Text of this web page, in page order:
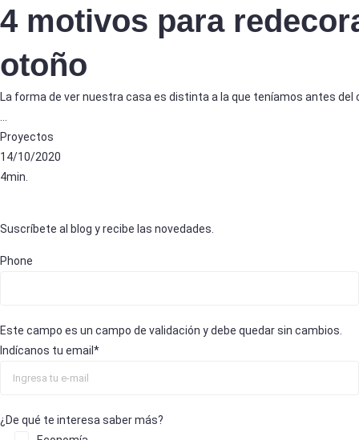
4 motivos para
otoño
La forma de ver nuestra casa es distinta a la que teníamos antes del
Proyectos
14/10/2020
4min.
Suscríbete al blog y recibe las novedades.
Phone
Este campo es un campo de validación y debe quedar sin cambios.
Indícanos tu email *
¿De qué te interesa saber más?